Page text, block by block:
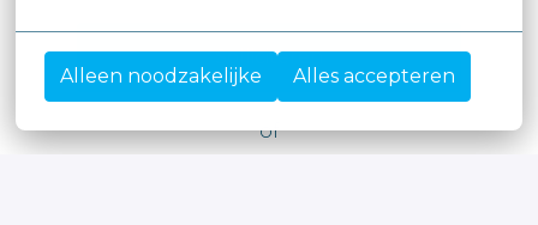
Alleen noodzakelijke Alles accepteren
Solliciteren
of